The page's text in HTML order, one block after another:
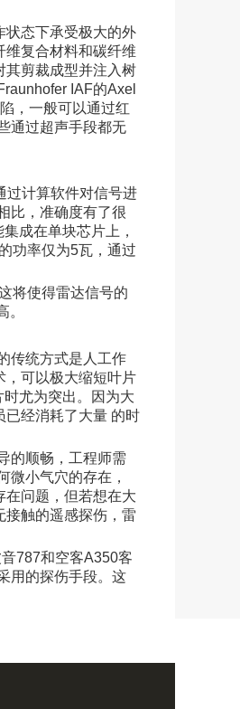
状态下承受极大的外
维复合材料和碳纤维
其剪裁成型并注入树
IAF的Axel
，一般可以通过红
通过超声手段都无
过计算软件对信号进
比，准确度有了很
成在单块芯片上，
功率仅为5瓦，通过
将使得雷达信号的
。
传统方式是人工作
，可以极大缩短叶片
尤为突出。因为大
已经消耗了大量 的时
的顺畅，工程师需
微小气穴的存在，
在问题，但若想在大
接触的遥感探伤，雷
787和空客A350客
用的探伤手段。这